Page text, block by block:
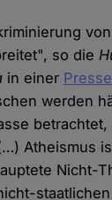
so die
in einer
werden
betrachtet,
Atheismus
Nicht-